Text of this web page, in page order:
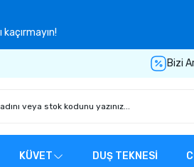
Bizi
KÜVET DUŞ TEKNESİ